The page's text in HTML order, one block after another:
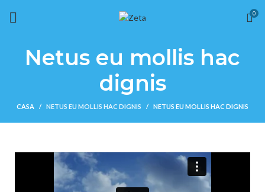
0
Netus eu mollis hac
dignis
CASA NETUS EU MOLLIS HAC DIGNIS NETUS EU MOLLIS HAC DIGNIS
Envío gratis en pedidos mayores a $499 en todo el país